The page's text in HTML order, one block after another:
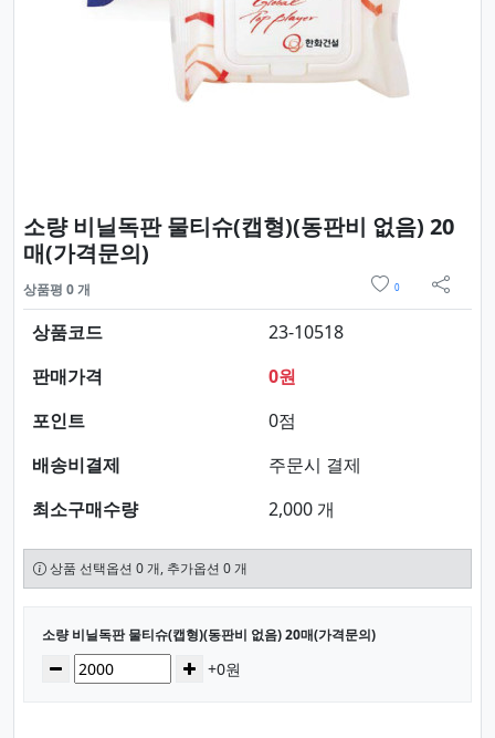
소량 비닐독판 물티슈(캡형)(동판비 없음) 20
매(가격문의)
상품평 0 개 0
sns 공
상품코드
23-10518
판매가격
0원
포인트
0점
배송비결제
주문시 결제
최소구매수량
2,000 개
상품 선택옵션 0 개, 추가옵션 0 개
선택된 옵션
소량 비닐독판 물티슈(캡형)(동판비 없음) 20매(가격문의)
수량감소 증가+0원